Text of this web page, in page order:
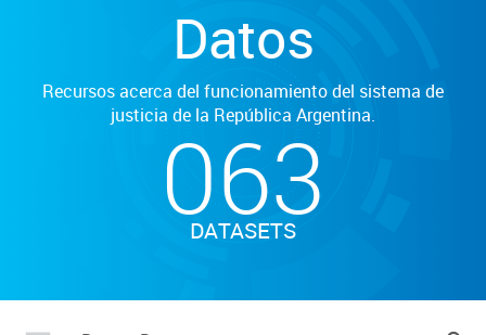
Datos
Recursos acerca del funcionamiento del sistema de
justicia de la República Argentina.
063
DATASETS